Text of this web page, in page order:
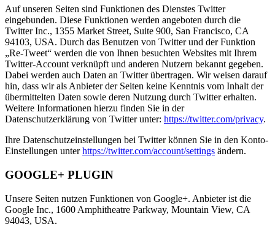
Auf unseren Seiten sind Funktionen des Dienstes Twitter
eingebunden. Diese Funktionen werden angeboten durch die
Twitter Inc., 1355 Market Street, Suite 900, San Francisco, CA
94103, USA. Durch das Benutzen von Twitter und der Funktion
„Re-Tweet“ werden die von Ihnen besuchten Websites mit Ihrem
Twitter-Account verknüpft und anderen Nutzern bekannt gegeben.
Dabei werden auch Daten an Twitter übertragen. Wir weisen darauf
hin, dass wir als Anbieter der Seiten keine Kenntnis vom Inhalt der
übermittelten Daten sowie deren Nutzung durch Twitter erhalten.
Weitere Informationen hierzu finden Sie in der
Datenschutzerklärung von Twitter unter: https://twitter.com/privacy.
Ihre Datenschutzeinstellungen bei Twitter können Sie in den Konto-
Einstellungen unterhttps://twitter.com/account/settings ändern.
GOOGLE+ PLUGIN
Unsere Seiten nutzen Funktionen von Google+. Anbieter ist die
Google Inc., 1600 Amphitheatre Parkway, Mountain View, CA
94043, USA.